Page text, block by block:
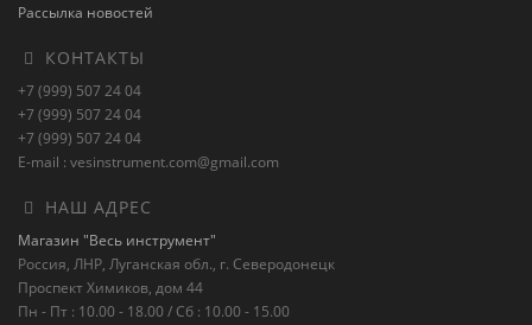
Рассылка новостей
КОНТАКТЫ
+7 (999) 507 24 04
+7 (999) 507 24 04
+7 (999) 507 24 04
E-mail : vesinstrument.com@gmail.com
НАШ АДРЕС
Магазин "Весь инструмент"
Россия, ЛНР, Луганская обл., г. Северодонецк
Проспект Химиков, дом 44
Пн - Пт : 10.00 - 18.00 / Сб : 10.00 - 15.00